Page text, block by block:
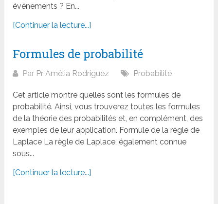
événements ? En...
[Continuer la lecture...]
Formules de probabilité
Par Pr Amélia Rodriguez Probabilité
Cet article montre quelles sont les formules de
probabilité. Ainsi, vous trouverez toutes les formules
de la théorie des probabilités et, en complément, des
exemples de leur application. Formule de la règle de
Laplace La règle de Laplace, également connue
sous...
[Continuer la lecture...]